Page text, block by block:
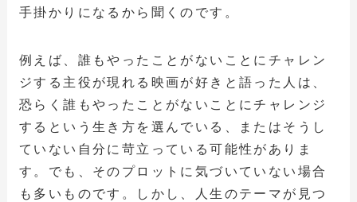
手掛かりになるから聞くのです。
例えば、誰もやったことがないことにチャレン
ジする主役が現れる映画が好きと語った人は、
恐らく誰もやったことがないことにチャレンジ
するという生き方を選んでいる、またはそうし
ていない自分に苛立っている可能性がありま
す。でも、そのプロットに気づいていない場合
も多いものです。しかし、人生のテーマが見つ